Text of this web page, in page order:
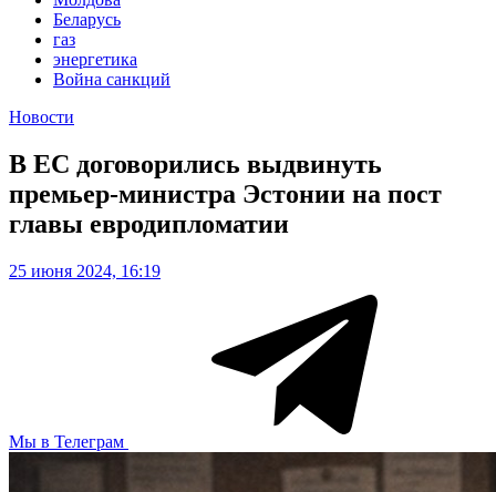
Беларусь
газ
энергетика
Война санкций
Новости
В ЕС договорились выдвинуть
премьер-министра Эстонии на пост
главы евродипломатии
25 июня 2024, 16:19
Мы в Телеграм